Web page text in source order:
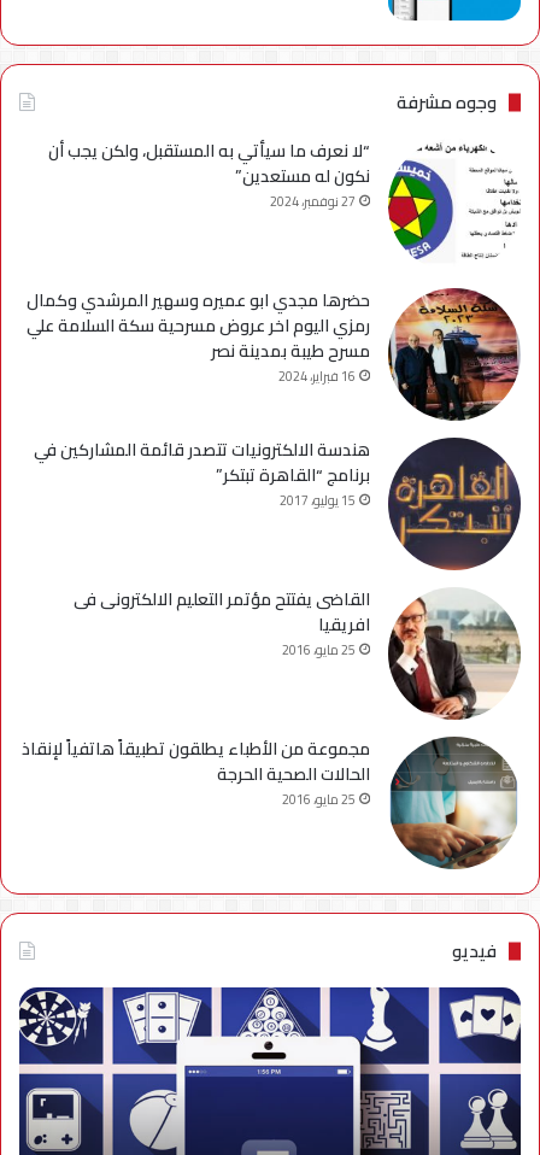
وجوه مشرفة
“لا نعرف ما سيأتي به المستقبل، ولكن يجب أن
نكون له مستعدين”
27 نوفمبر، 2024
حضرها مجدي ابو عميره وسهير المرشدي وكمال
رمزي اليوم اخر عروض مسرحية سكة السلامة علي
مسرح طيبة بمدينة نصر
16 فبراير، 2024
هندسة الالكترونيات تتصدر قائمة المشاركين في
برنامج “القاهرة تبتكر”
15 يوليو، 2017
القاضى يفتتح مؤتمر التعليم الالكترونى فى
افريقيا
25 مايو، 2016
مجموعة من الأطباء يطلقون تطبيقاً هاتفياً لإنقاذ
الحالات الصحية الحرجة
25 مايو، 2016
فيديو
فيديو..
نصائح
للتخلص
من
إزعاج
تنبيهات